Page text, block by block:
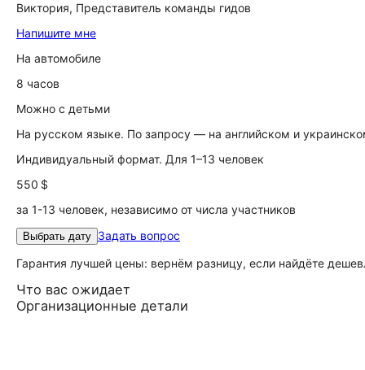
Виктория, Представитель команды гидов
Напишите мне
На автомобиле
8 часов
Можно с детьми
На русском языке. По запросу — на английском и
Индивидуальный формат. Для 1–13 человек
550 $
за 1-13 человек, независимо от числа участников
Выбрать дату Задать вопрос
Гарантия лучшей цены: вернём разницу, если найдёте
Что вас ожидает
Организационные детали